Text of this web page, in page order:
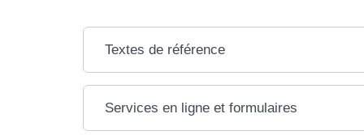
Textes de référence
Services en ligne et formulaires